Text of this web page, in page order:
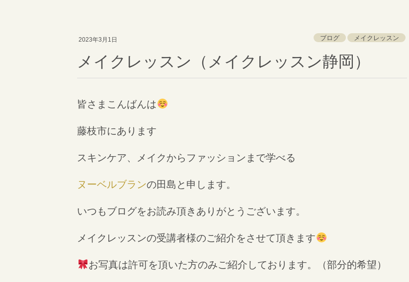
2023年3月1日 メイクレッスン
ブログ
メイクレッスン（メイクレッスン静岡）
皆さまこんばんは
藤枝市にあります
スキンケア、メイクからファッションまで学べる
ヌーベルブランの田島と申します。
いつもブログをお読み頂きありがとうございます。
メイクレッスンの受講者様のご紹介をさせて頂きます
お写真は許可を頂いた方のみご紹介しております。（部分的希望）